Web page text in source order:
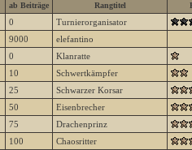
ab Beiträge Rangtitel
0
Turnierorganisator
9000
elefantino
0
Klanratte
10
Schwertkämpfer
25
Schwarzer Korsar
50
Eisenbrecher
75
Drachenprinz
100
Chaosritter